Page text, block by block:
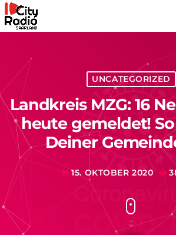
UNCATEGORIZED
Landkreis MZG: 16
heute gemeldet!
Deiner
today 15. OKTOBER 2020